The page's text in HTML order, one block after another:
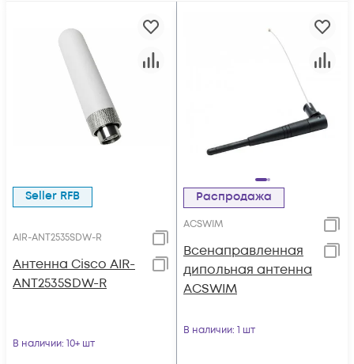
Seller RFB
AIR-ANT2535SDW-R
Антенна Cisco AIR-
ANT2535SDW-R
В наличии: 10+ шт
Распродажа
ACSWIM
Всенаправленная
дипольная антенна
ACSWIM
В наличии: 1 шт